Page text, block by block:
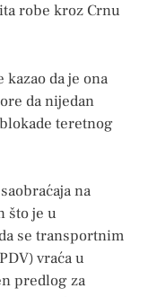
robe kroz Crnu
da je ona
da nijedan
teretnog
na
što je u
se transportnim
vraća u
predlog za